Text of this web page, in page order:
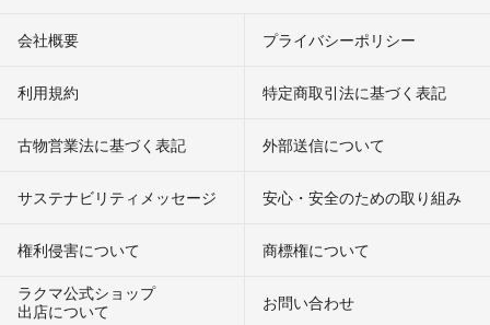
会社概要 プライバシーポリシー
利用規約 特定商取引法に基づく表記
古物営業法に基づく表記 外部送信について
サステナビリティメッセージ 安心・安全のための取り組み
権利侵害について
商標権について
ラクマ公式ショップ
出店について
お問い合わせ